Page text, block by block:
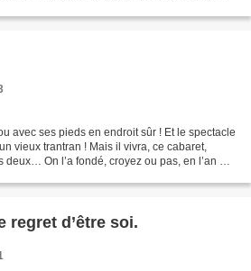
avec ses pieds en endroit sûr ! Et le spectacle
vieux trantran ! Mais il vivra, ce cabaret,
deux… On l’a fondé, croyez ou pas, en l’an mil
regret d’être soi.